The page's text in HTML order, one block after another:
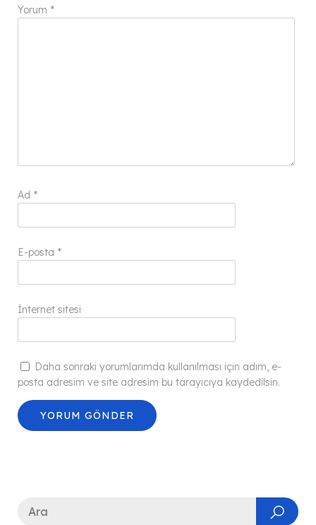
Yorum *
Ad *
E-posta *
İnternet sitesi
Daha sonraki yorumlarımda kullanılması için adım, e-
posta adresim ve site adresim bu tarayıcıya kaydedilsin.